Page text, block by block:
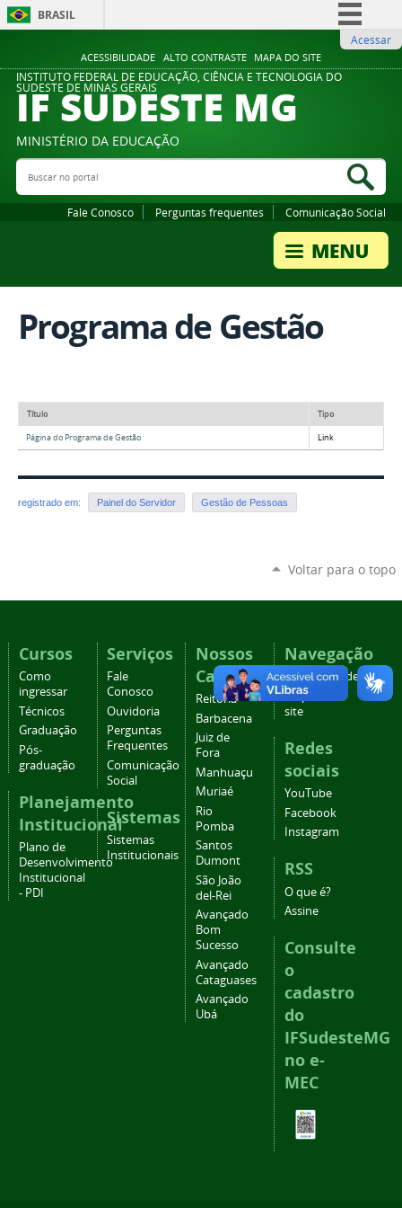
ACESSIBILIDADE ALTO CONTRASTE MAPA DO SITE
BRASIL
Comunica BR
Participe
Legislação
Acessar
INSTITUTO FEDERAL DE EDUCAÇÃO, CIÊNCIA E TECNOLOGIA DO
SUDESTE DE MINAS GERAIS
IF SUDESTE MG
MINISTÉRIO DA EDUCAÇÃO
Buscar no portal
Fale Conosco Perguntas frequentes Comunicação Social
Programa de Gestão
Título Tipo
Página do Programa de Gestão Link
registrado em: Painel do Servidor Gestão de Pessoas
Voltar para o topo
Cursos
Como
ingressar
Técnicos
Graduação
Pós-
graduação
Planejamento
Institucional
Plano de
Desenvolvimento
Institucional
- PDI
Serviços
Fale
Conosco
Ouvidoria
Perguntas
Frequentes
Comunicação
Social
Sistemas
Sistemas
Institucionais
Nossos
Campi
Reitoria
Barbacena
Juiz de
Fora
Manhuaçu
Muriaé
Rio
Pomba
Santos
Dumont
São João
del-Rei
Avançado
Bom
Sucesso
Avançado
Cataguases
Avançado
Ubá
Navegação
Acessibilidade
Mapa do
site
Redes
sociais
YouTube
Facebook
Instagram
RSS
O que é?
Assine
Consulte
o
cadastro
do
IFSudesteMG
no e-
MEC